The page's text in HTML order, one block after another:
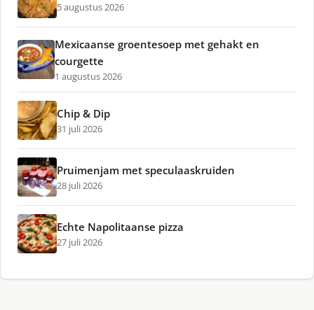
5 augustus 2026
Mexicaanse groentesoep met gehakt en
courgette
1 augustus 2026
Chip & Dip
31 juli 2026
Pruimenjam met speculaaskruiden
28 juli 2026
Echte Napolitaanse pizza
27 juli 2026